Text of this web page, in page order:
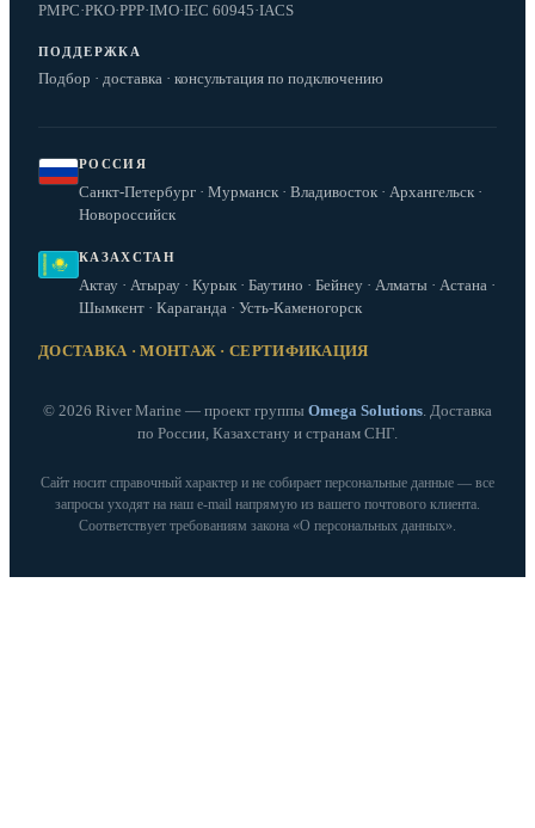
РМРС·РКО·РРР·IMO·IEC 60945·IACS
ПОДДЕРЖКА
Подбор · доставка · консультация по подключению
РОССИЯ
Санкт-Петербург · Мурманск · Владивосток · Архангельск ·
Новороссийск
КАЗАХСТАН
Актау · Атырау · Курык · Баутино · Бейнеу · Алматы · Астана ·
Шымкент · Караганда · Усть-Каменогорск
ДОСТАВКА · МОНТАЖ · СЕРТИФИКАЦИЯ
© 2026 River Marine — проект группы Omega Solutions. Доставка
по России, Казахстану и странам СНГ.
Сайт носит справочный характер и не собирает персональные данные — все
запросы уходят на наш e‑mail напрямую из вашего почтового клиента.
Соответствует требованиям закона «О персональных данных».